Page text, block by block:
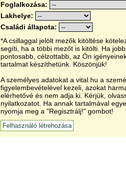
Foglalkozása:
Lakhelye:
Családi állapota:
*A csillaggal jelölt mezők kitöltése
segíti, ha a többi mezőt is kitölti. Ha
pontosabb, célzottabb, az Ön
tartalmat készíthetünk. Köszönjük!
A személyes adatokat a vital.hu a
figyelembevételével kezeli, azokat
elérhetővé és nem adja ki. Kérjük,
nyilatkozatot. Ha annak tartalmával
nyomja meg a "Regisztrálj!" gombot!